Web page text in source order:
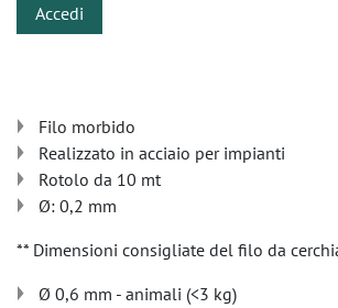
Accedi
Filo morbido
Realizzato in acciaio per impianti
Rotolo da 10 mt
Ø: 0,2 mm
** Dimensioni consigliate del filo da
Ø 0,6 mm - animali (<3 kg)